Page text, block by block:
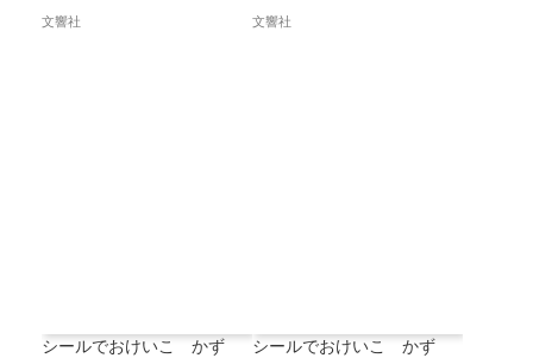
文響社 文響社
シールでおけいこ かず
シールでおけいこ かず